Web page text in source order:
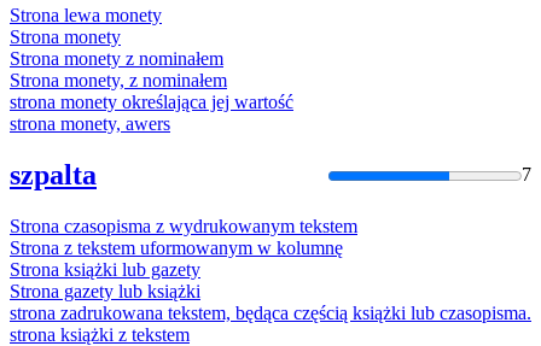
Strona lewa monety
Strona monety
Strona monety z nominałem
Strona monety, z nominałem
strona monety określająca jej wartość
strona monety, awers
szpalta 7
Strona czasopisma z wydrukowanym tekstem
Strona z tekstem uformowanym w kolumnę
Strona książki lub gazety
Strona gazety lub książki
strona zadrukowana tekstem, będąca częścią książki lub czasopisma.
strona książki z tekstem